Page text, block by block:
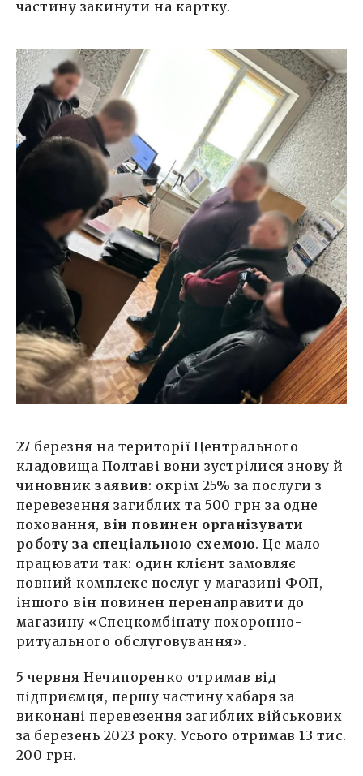
частину закинути на картку.
27 березня на території Центрального
кладовища Полтаві вони зустрілися знову й
чиновникзаявив: окрім 25% за послуги з
перевезення загиблих та 500 грн за одне
поховання, він повинен організувати
роботу за спеціальною схемою. Це мало
працювати так: один клієнт замовляє
повний комплекс послуг у магазині ФОП,
іншого він повинен перенаправити до
магазину «Спецкомбінату похоронно-
ритуального обслуговування».
5 червня Нечипоренко отримав від
підприємця, першу частину хабаря за
виконані перевезення загиблих військових
за березень 2023 року. Усього отримав 13 тис.
200 грн.